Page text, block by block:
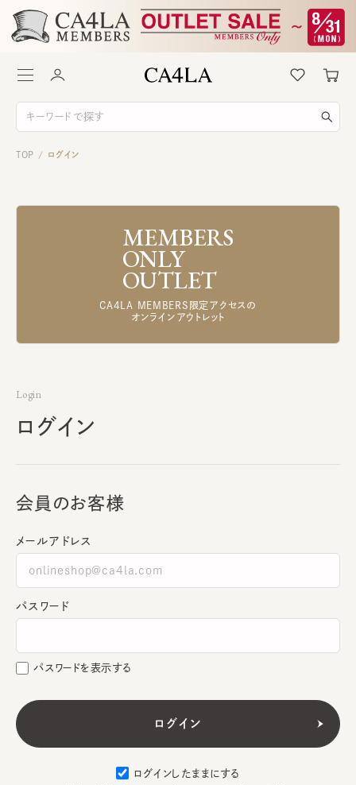
TOP / ログイン
MEMBERS
ONLY
OUTLET
CA4LA MEMBERS限定アクセスの
オンラインアウトレット
Login
ログイン
会員のお客様
メールアドレス
パスワード
パスワードを表示する
ログインしたままにする